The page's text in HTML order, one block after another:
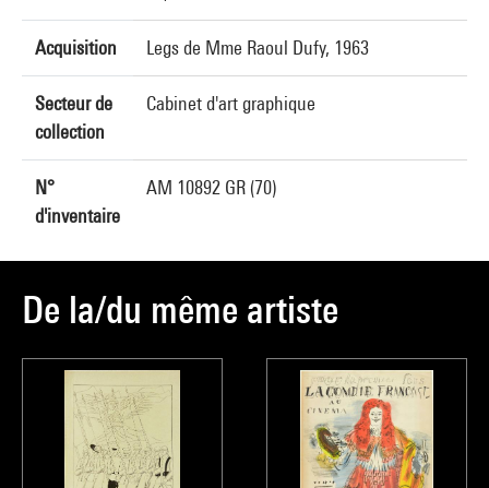
Acquisition Legs de Mme Raoul Dufy, 1963
Secteur de
collection
Cabinet d'art graphique
N°
d'inventaire
AM 10892 GR (70)
De la/du même artiste